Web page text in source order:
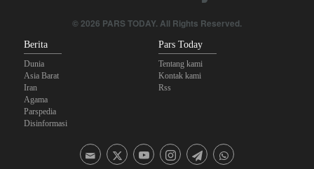
Anggota Kongres AS Khawatirkan Dampak Menipisnya Rudal
Amerika Hadapi Iran
© 2026 PARS TODAY. All Rights Reserved.
Berita
Dunia
Asia Barat
Iran
Agama
Parspedia
Disinformasi
Pars Today
Tentang kami
Kontak kami
Rss